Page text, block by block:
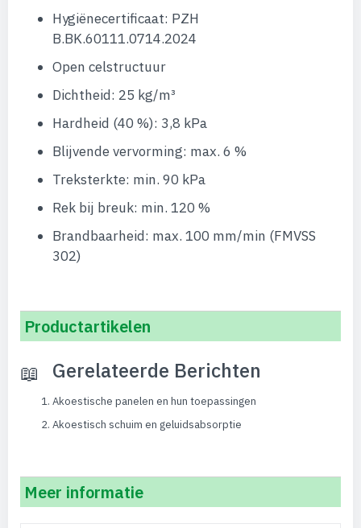
Hygiënecertificaat: PZH
B.BK.60111.0714.2024
Open celstructuur
Dichtheid: 25 kg/m³
Hardheid (40 %): 3,8 kPa
Blijvende vervorming: max. 6 %
Treksterkte: min. 90 kPa
Rek bij breuk: min. 120 %
Brandbaarheid: max. 100 mm/min (FMVSS
302)
Productartikelen
Gerelateerde Berichten
Akoestische panelen en hun toepassingen
Akoestisch schuim en geluidsabsorptie
Meer informatie